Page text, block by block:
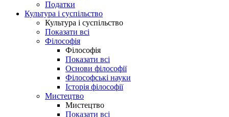
Податки
Культура і суспільство
Культура і суспільство
Показати всі
Філософія
Філософія
Показати всі
Основи філософії
Філософські науки
Історія філософії
Мистецтво
Мистецтво
Показати всі